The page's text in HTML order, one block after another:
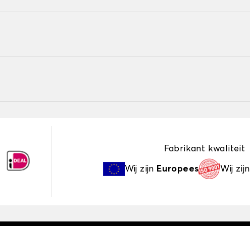
Fabrikant kwaliteit
Wij zijn Europees Wij zijn